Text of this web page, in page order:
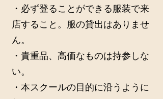
・必ず登ることができる服装で来
店すること。服の貸出はありませ
ん。
・貴重品、高価なものは持参しな
い。
・本スクールの目的に沿うように